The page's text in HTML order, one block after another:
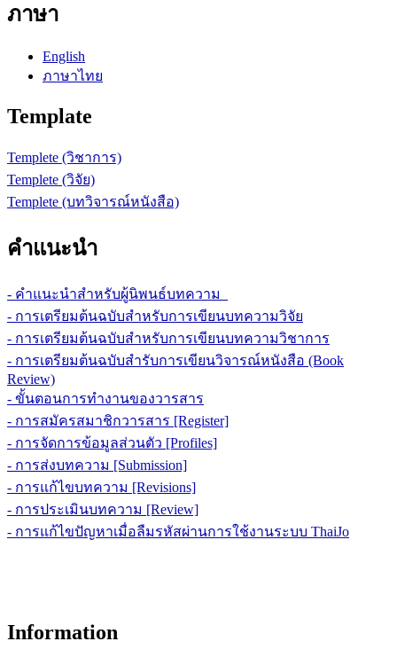
ภาษา
English
ภาษาไทย
Template
Templete (วิชาการ)
Templete (วิจัย)
Templete (บทวิจารณ์หนังสือ)
คำแนะนำ
- คำแนะนำสำหรับผู้นิพนธ์บทความ
- การเตรียมต้นฉบับสำหรับการเขียนบทความวิจัย
- การเตรียมต้นฉบับสำหรับการเขียนบทความวิชาการ
- การเตรียมต้นฉบับสำรับการเขียนวิจารณ์หนังสือ (Book
Review)
- ขั้นตอนการทำงานของวารสาร
- การสมัครสมาชิกวารสาร [Register]
- การจัดการข้อมูลส่วนตัว [Profiles]
- การส่งบทความ [Submission]
- การแก้ไขบทความ [Revisions]
- การประเมินบทความ [Review]
- การแก้ไขปัญหาเมื่อลืมรหัสผ่านการใช้งานระบบ ThaiJo
Information